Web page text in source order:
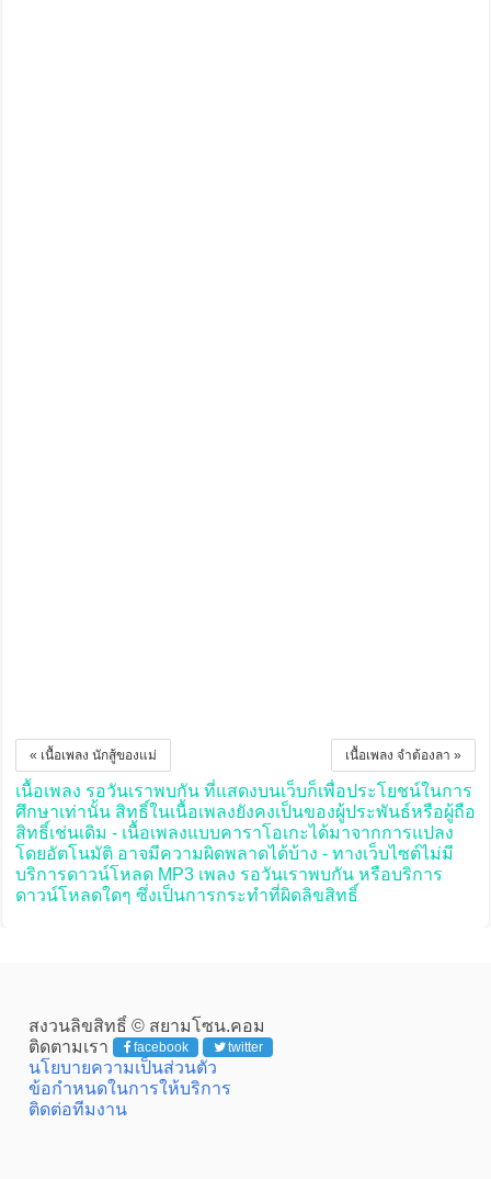
เนื้อเพลง จำต้องลา »
« เนื้อเพลง นักสู้ของแม่
เนื้อเพลง รอวันเราพบกัน ที่แสดงบนเว็บก็เพื่อประโยชน์ในการ
ศึกษาเท่านั้น สิทธิ์ในเนื้อเพลงยังคงเป็นของผู้ประพันธ์หรือผู้ถือ
สิทธิ์เช่นเดิม - เนื้อเพลงแบบคาราโอเกะได้มาจากการแปลง
โดยอัตโนมัติ อาจมีความผิดพลาดได้บ้าง - ทางเว็บไซต์ไม่มี
บริการดาวน์โหลด MP3 เพลง รอวันเราพบกัน หรือบริการ
ดาวน์โหลดใดๆ ซึ่งเป็นการกระทำที่ผิดลิขสิทธิ์
สงวนลิขสิทธิ์ © สยามโซน.คอม
ติดตามเรา
facebook twitter
นโยบายความเป็นส่วนตัว
ข้อกำหนดในการให้บริการ
ติดต่อทีมงาน